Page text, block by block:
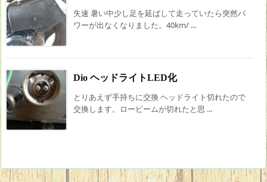
失速 暑い中少し足を延ばして走っていたら突然パ
ワーが出なくなりました。40km/ ...
Dio ヘッドライトLED化
とりあえず手持ちに交換 ヘッドライト切れたので
交換します。ロービームが切れたと思 ...